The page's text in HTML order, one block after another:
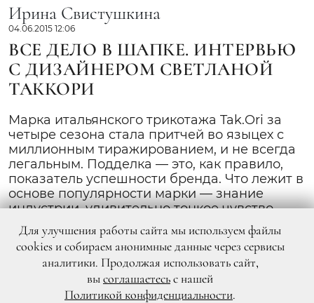
Ирина Свистушкина
04.06.2015 12:06
ВСЕ ДЕЛО В ШАПКЕ. ИНТЕРВЬЮ
С ДИЗАЙНЕРОМ СВЕТЛАНОЙ
ТАККОРИ
Марка итальянского трикотажа Tak.Ori за
четыре сезона стала притчей во языцех с
миллионным тиражированием, и не всегда
легальным. Подделка — это, как правило,
показатель успешности бренда. Что лежит в
основе популярности марки — знание
индустрии, удивительно тонкое чувство
стиля создателя, прожившего 18 лет в
Италии, или что-то еще? Об этом рассказала
основатель и дизайнер Светлана Таккори,
приехавшая в Москву представить
коллекцию осень-зима 2015/16.
Для улучшения работы сайта мы используем файлы
cookies и собираем анонимные данные через сервисы
аналитики. Продолжая использовать сайт,
высоглашаетесьс нашей
Политикой конфиденциальности.